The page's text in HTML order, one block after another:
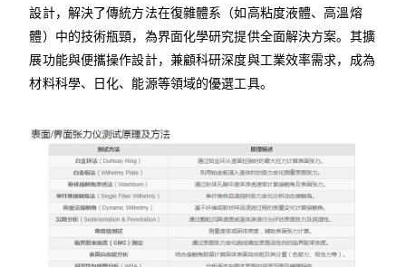
設計，解決了傳統方法在復雜體系（如高粘度液體、高溫熔
體）中的技術瓶頸，為界面化學研究提供全面解決方案。其擴
展功能與便攜操作設計，兼顧科研深度與工業效率需求，成為
材料科學、日化、能源等領域的優選工具。